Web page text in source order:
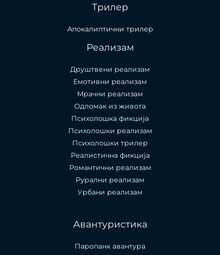
Трилер
Апокалиптични трилер
Реализам
Друштвени реализам
Емотивни реализам
Мрачни реализам
Одломак из живота
Психолошкa фикција
Психолошки реализам
Психолошки трилер
Реалистична фикција
Романтични реализам
Рурални реализам
Урбани реализам
Авантуристика
Паропанк авантура